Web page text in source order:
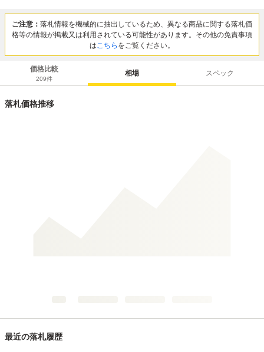
ご注意： 落札情報を機械的に抽出しているため、異なる商品に関する落札価
格等の情報が掲載又は利用されている可能性があります。その他の免責事項
はこちら をご覧ください。
価格比較
209件
相場 スペック
落札価格推移
最近の落札履歴